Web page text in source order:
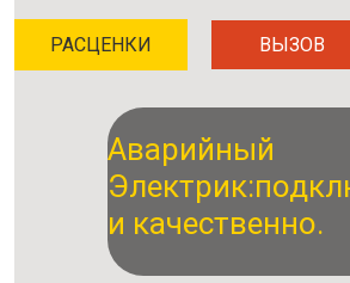
РАСЦЕНКИ ВЫЗОВ
Аварийный
Электрик:
и качественно.